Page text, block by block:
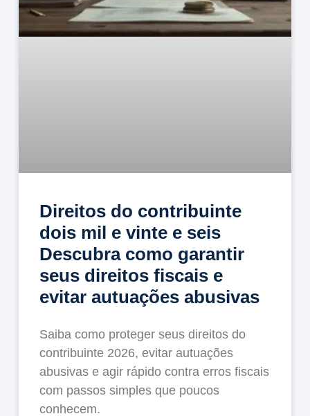
Direitos do contribuinte
dois mil e vinte e seis
Descubra como garantir
seus direitos fiscais e
evitar autuações abusivas
Saiba como proteger seus direitos do
contribuinte 2026, evitar autuações
abusivas e agir rápido contra erros fiscais
com passos simples que poucos
conhecem.